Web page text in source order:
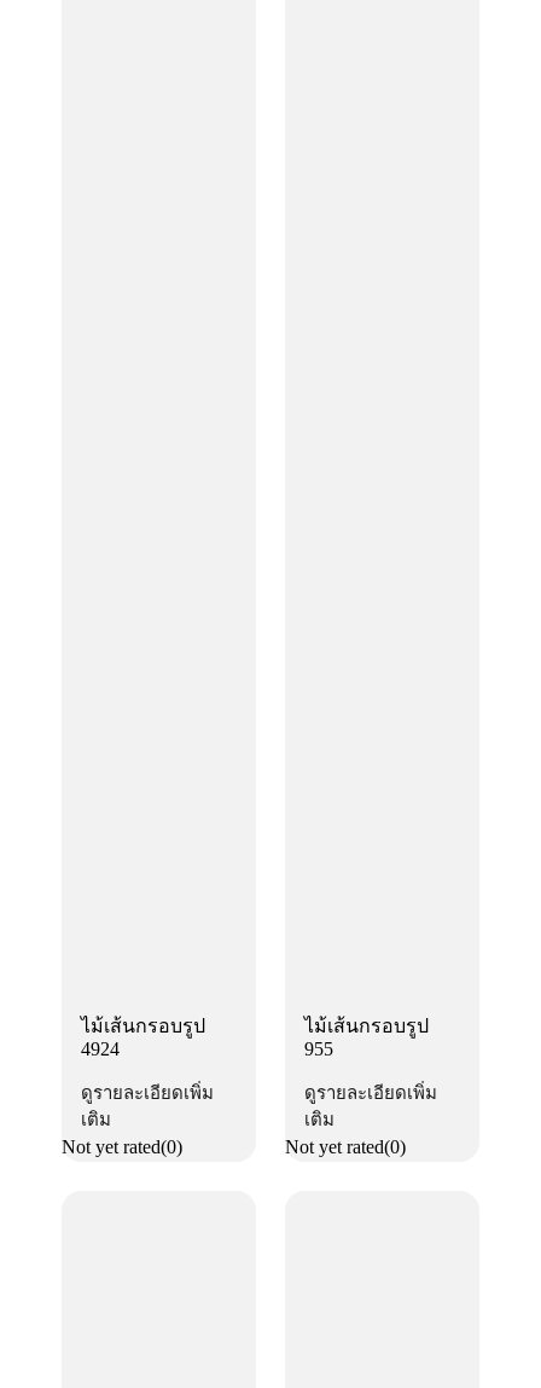
ไม้เส้นกรอบรูป
4924
ดูรายละเอียดเพิ่ม
เติม
Not yet rated(0)
ไม้เส้นกรอบรูป
955
ดูรายละเอียดเพิ่ม
เติม
Not yet rated(0)